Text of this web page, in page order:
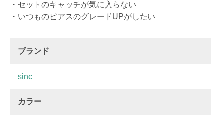
・セットのキャッチが気に入らない
・いつものピアスのグレードUPがしたい
ブランド
sinc
カラー